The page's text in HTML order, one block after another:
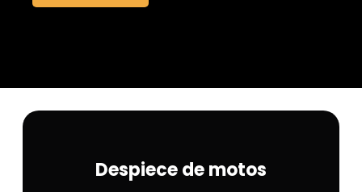
Despiece de motos